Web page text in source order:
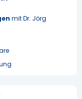
mit Dr. Jörg